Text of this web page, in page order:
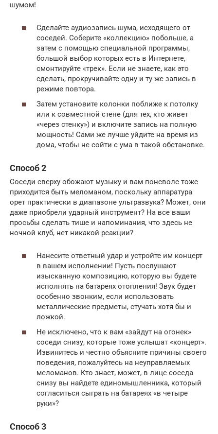
шумом!
Сделайте аудиозапись шума, исходящего от
соседей. Соберите «коллекцию» побольше, а
затем с помощью специальной программы,
большой выбор которых есть в Интернете,
смонтируйте «трек». Если не знаете, как это
сделать, прокручивайте одну и ту же запись в
режиме повтора.
Затем установите колонки поближе к потолку
или к совместной стене (для тех, кто живет
«через стенку») и включите запись на полную
мощность! Сами же лучше уйдите на время из
дома, чтобы не сойти с ума в такой обстановке.
Способ 2
Соседи сверху обожают музыку и вам поневоле тоже
приходится быть меломаном, поскольку аппаратура
орет практически в диапазоне ультразвука? Может, они
даже приобрели ударный инструмент? На все ваши
просьбы сделать тише и напоминания, что здесь не
ночной клуб, нет никакой реакции?
Нанесите ответный удар и устройте им концерт
в вашем исполнении! Пусть послушают
изысканную композицию, которую вы будете
исполнять на батареях отопления! Звук будет
особенно звонким, если использовать
металлические предметы, стучать хотя бы и
ложкой.
Не исключено, что к вам «зайдут на огонек»
соседи снизу, которые тоже услышат «концерт».
Извинитесь и честно объясните причины своего
поведения, пожалуйтесь на неуправляемых
меломанов. Кто знает, может, в лице соседа
снизу вы найдете единомышленника, который
согласиться сыграть на батареях «в четыре
руки»?
Способ 3